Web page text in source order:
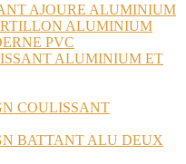
AJOURE ALUMINIUM
ALUMINIUM
PVC
ALUMINIUM ET
COULISSANT
BATTANT ALU DEUX